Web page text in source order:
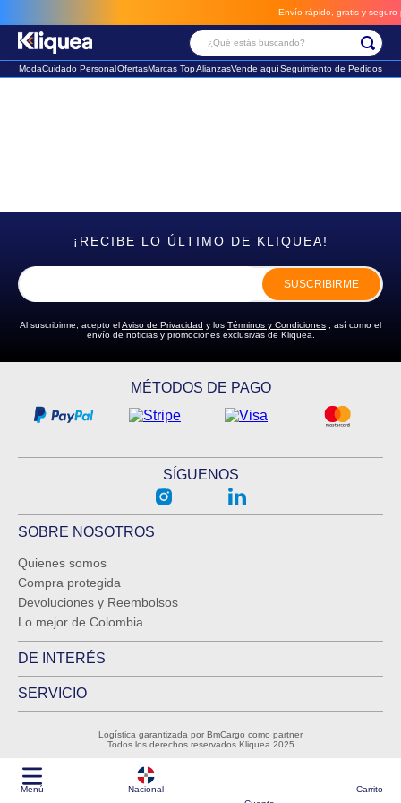
Envío rápido, gratis y seguro
¿Qué estás buscando?
ModaCuidado PersonalOfertasMarcas TopAlianzasVende aquíSeguimiento de Pedidos
Menú
Nacional
Carrito
¡RECIBE LO ÚLTIMO DE KLIQUEA!
SUSCRIBIRME
Al suscribirme, acepto elAviso de Privacidad y los Términos y Condiciones , así como el
envío de noticias y promociones exclusivas de Kliquea.
MÉTODOS DE PAGO
SÍGUENOS
SOBRE NOSOTROS
Quienes somos
Compra protegida
Devoluciones y Reembolsos
Lo mejor de Colombia
DE INTERÉS
SERVICIO
Logística garantizada por BmCargo como partner
Todos los derechos reservados Kliquea 2025